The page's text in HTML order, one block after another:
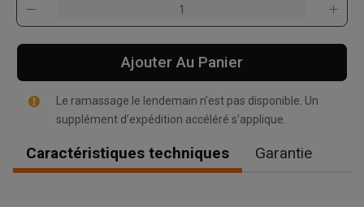
, , ,
Ajouter Au Panier
Le ramassage le lendemain n’est pas disponible. Un
supplément d’expédition accéléré s’applique.
Caractéristiques techniques Garantie